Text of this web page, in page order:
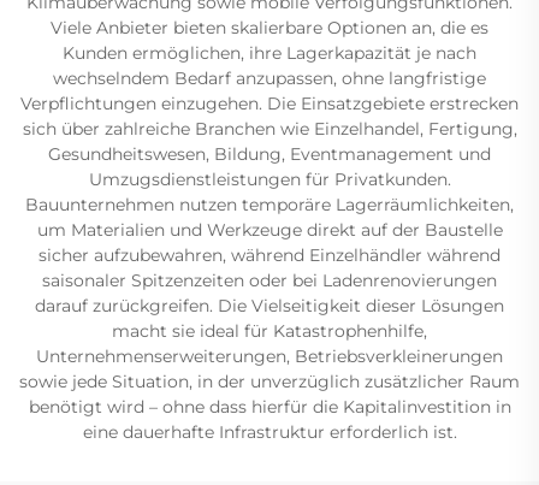
Viele Anbieter bieten skalierbare Optionen an, die es
Kunden ermöglichen, ihre Lagerkapazität je nach
wechselndem Bedarf anzupassen, ohne langfristige
Verpflichtungen einzugehen. Die Einsatzgebiete erstrecken
sich über zahlreiche Branchen wie Einzelhandel, Fertigung,
Gesundheitswesen, Bildung, Eventmanagement und
Umzugsdienstleistungen für Privatkunden.
Bauunternehmen nutzen temporäre Lagerräumlichkeiten,
um Materialien und Werkzeuge direkt auf der Baustelle
sicher aufzubewahren, während Einzelhändler während
saisonaler Spitzenzeiten oder bei Ladenrenovierungen
darauf zurückgreifen. Die Vielseitigkeit dieser Lösungen
macht sie ideal für Katastrophenhilfe,
Unternehmenserweiterungen, Betriebsverkleinerungen
sowie jede Situation, in der unverzüglich zusätzlicher Raum
benötigt wird – ohne dass hierfür die Kapitalinvestition in
eine dauerhafte Infrastruktur erforderlich ist.